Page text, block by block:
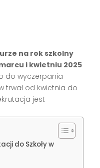
na rok szkolny
i kwietniu 2025
do wyczerpania
trwał od kwietnia do
jest
do Szkoły w